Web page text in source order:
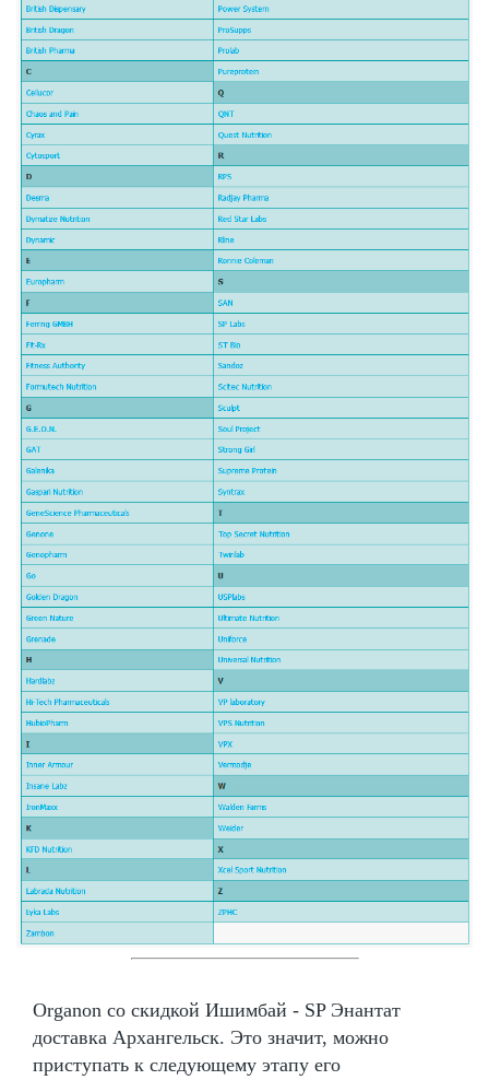
Organon со скидкой Ишимбай - SP Энантат
доставка Архангельск. Это значит, можно
приступать к следующему этапу его